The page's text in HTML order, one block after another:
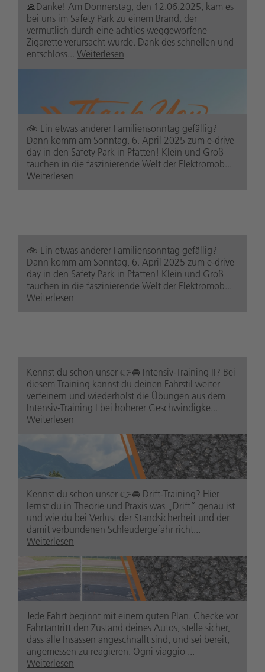
safetypark.suedtirolaltoadige
9 Monate zuvor
🙏Danke! Am Donnerstag, den 12.06.2025, kam es
bei uns im Safety Park zu einem Brand, der
vermutlich durch eine achtlos weggeworfene
Zigarette verursacht wurde. Dank des schnellen und
entschloss... Weiterlesen
1 Jahr zuvor
🚲️ Ein etwas anderer Familiensonntag gefällig?
Dann komm am Sonntag, 6. April 2025 zum e-drive
day in den Safety Park in Pfatten! Klein und Groß
tauchen in die faszinierende Welt der Elektromob...
Weiterlesen
1 Jahr zuvor
🚲️ Ein etwas anderer Familiensonntag gefällig?
Dann komm am Sonntag, 6. April 2025 zum e-drive
day in den Safety Park in Pfatten! Klein und Groß
tauchen in die faszinierende Welt der Elektromob...
Weiterlesen
1 Jahr zuvor
Kennst du schon unser 👉🚘 Intensiv-Training II? Bei
diesem Training kannst du deinen Fahrstil weiter
verfeinern und wiederholst die Übungen aus dem
Intensiv-Training I bei höherer Geschwindigke...
Weiterlesen
Kennst du schon unser 👉🚘 Drift-Training? Hier
lernst du in Theorie und Praxis was „Drift“ genau ist
und wie du bei Verlust der Standsicherheit und der
damit verbundenen Schleudergefahr richt...
Weiterlesen
Jede Fahrt beginnt mit einem guten Plan. Checke vor
Fahrtantritt den Zustand deines Autos, stelle sicher,
dass alle Insassen angeschnallt sind, und sei bereit,
angemessen zu reagieren. Ogni viaggio ...
Weiterlesen